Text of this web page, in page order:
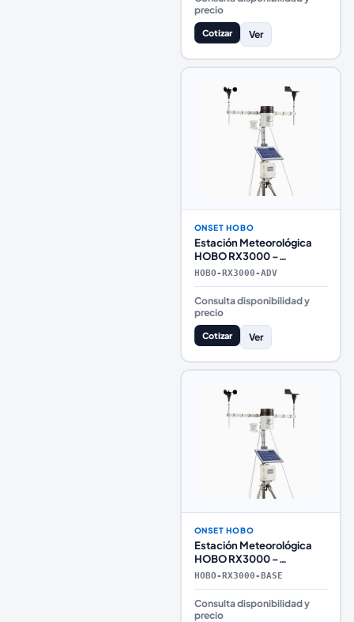
precio
Cotizar Ver
ONSET HOBO
Estación Meteorológica
HOBO RX3000 –
Configuración Avanzada
HOBO-RX3000-ADV
Consulta disponibilidad y
precio
Cotizar Ver
ONSET HOBO
Estación Meteorológica
HOBO RX3000 –
Configuración Intermedia
HOBO-RX3000-BASE
Consulta disponibilidad y
precio